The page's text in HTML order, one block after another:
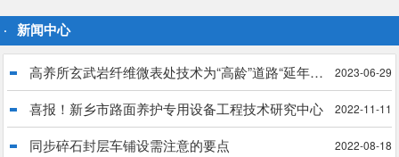
新闻中心
高养所玄武岩纤维微表处技术为“高龄”道路“延年益寿” 2023-06-29
喜报！新乡市路面养护专用设备工程技术研究中心 2022-11-11
同步碎石封层车铺设需注意的要点 2022-08-18